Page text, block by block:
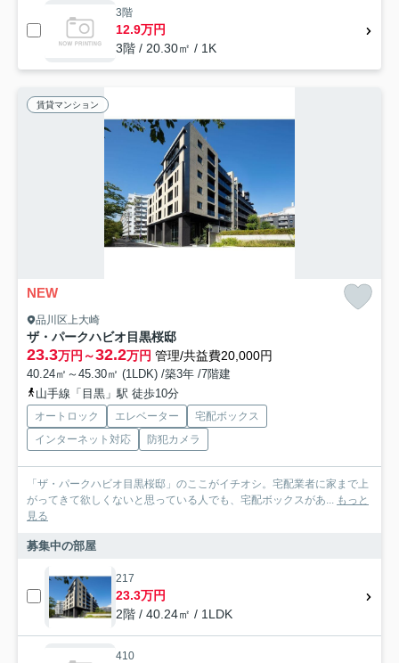
3階
12.9万円
3階 / 20.30㎡ / 1K
賃貸マンション
NEW
品川区上大崎
ザ・パークハビオ目黒桜邸
23.3万円～32.2万円 管理/共益費20,000円
40.24㎡～45.30㎡ (1LDK) /築3年 /7階建
山手線「目黒」駅 徒歩10分
オートロック エレベーター
宅配ボックス
インターネット対応
防犯カメラ
「ザ・パークハビオ目黒桜邸」のここがイチオシ。宅配業者に家まで上
がってきて欲しくないと思っている人でも、宅配ボックスがあ...
もっと
見る
募集中の部屋
217
23.3万円
2階 / 40.24㎡ / 1LDK
410